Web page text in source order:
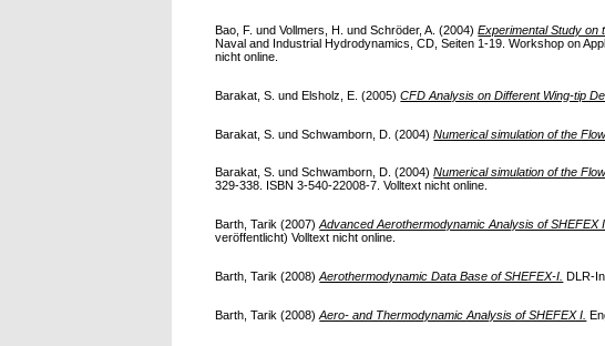
Bao, F. undVollmers, H. undSchröder, A. (2004)Experimental Study on
Naval and Industrial Hydrodynamics, CD, Seiten 1-19. Workshop on
nicht online.
Barakat, S. undElsholz, E. (2005)CFD Analysis on Different Wing-tip
Barakat, S. undSchwamborn, D. (2004)Numerical simulation of the
Barakat, S. undSchwamborn, D. (2004)Numerical simulation of the
329-338. ISBN 3-540-22008-7. Volltext nicht online.
Barth, Tarik (2007)Advanced Aerothermodynamic Analysis of SHEFEX I.
veröffentlicht) Volltext nicht online.
Barth, Tarik (2008)Aerothermodynamic Data Base of SHEFEX-I. DLR-
Barth, Tarik (2008)Aero- and Thermodynamic Analysis of SHEFEX I.